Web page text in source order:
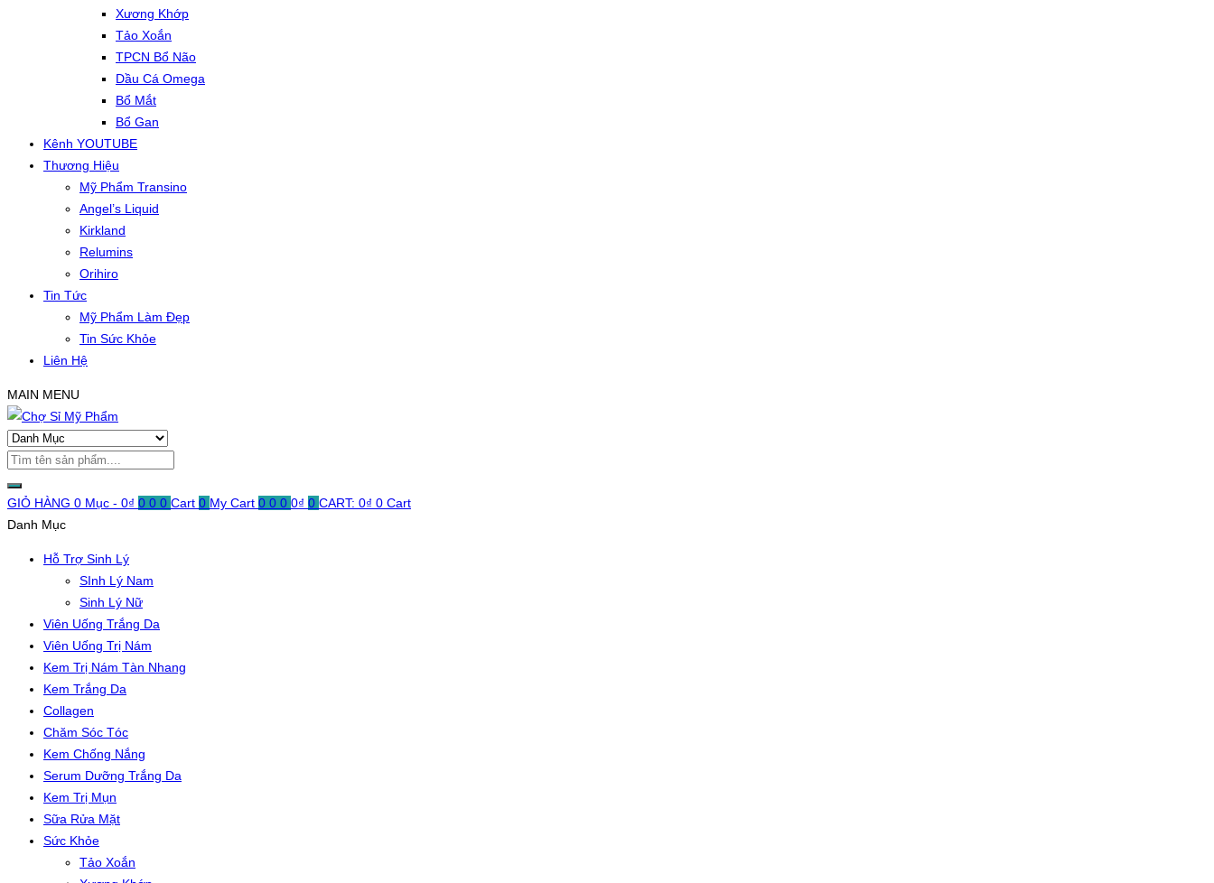
Xương Khớp
Tảo Xoắn
TPCN Bổ Não
Dầu Cá Omega
Bổ Mắt
Bổ Gan
Kênh YOUTUBE
Thương Hiệu
Mỹ Phẩm Transino
Angel’s Liquid
Kirkland
Relumins
Orihiro
Tin Tức
Mỹ Phẩm Làm Đẹp
Tin Sức Khỏe
Liên Hệ
MAIN MENU
GIỎ HÀNG 0 Mục - 0₫ 0 0 0 Cart 0 My Cart 0 0 0 0₫ 0 CART: 0₫ 0 Cart
Danh Mục
Hỗ Trợ Sinh Lý
SInh Lý Nam
Sinh Lý Nữ
Viên Uống Trắng Da
Viên Uống Trị Nám
Kem Trị Nám Tàn Nhang
Kem Trắng Da
Collagen
Chăm Sóc Tóc
Kem Chống Nắng
Serum Dưỡng Trắng Da
Kem Trị Mụn
Sữa Rửa Mặt
Sức Khỏe
Tảo Xoắn